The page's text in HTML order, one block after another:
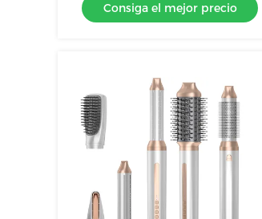
aire caliente
Consiga el mejor precio